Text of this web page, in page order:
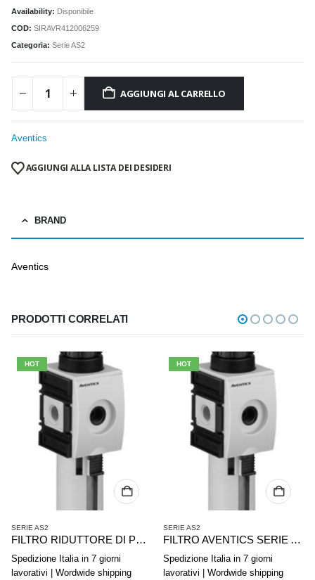
Availability: Disponibile
COD: SIRAVR412006259
Categoria: Serie AS2
AGGIUNGI AL CARRELLO
Aventics
AGGIUNGI ALLA LISTA DEI DESIDERI
BRAND
Aventics
PRODOTTI CORRELATI
HOT
SERIE AS2
FILTRO RIDUTTORE DI PRESSIONE AVENTICS SERIE AS2-FLS R412006002
Spedizione Italia in 7 giorni
lavorativi | Wordwide shipping
HOT
SERIE AS2
FILTRO AVENTICS SERIE AS2-FLS R412006005
Spedizione Italia in 7 giorni
lavorativi | Wordwide shipping